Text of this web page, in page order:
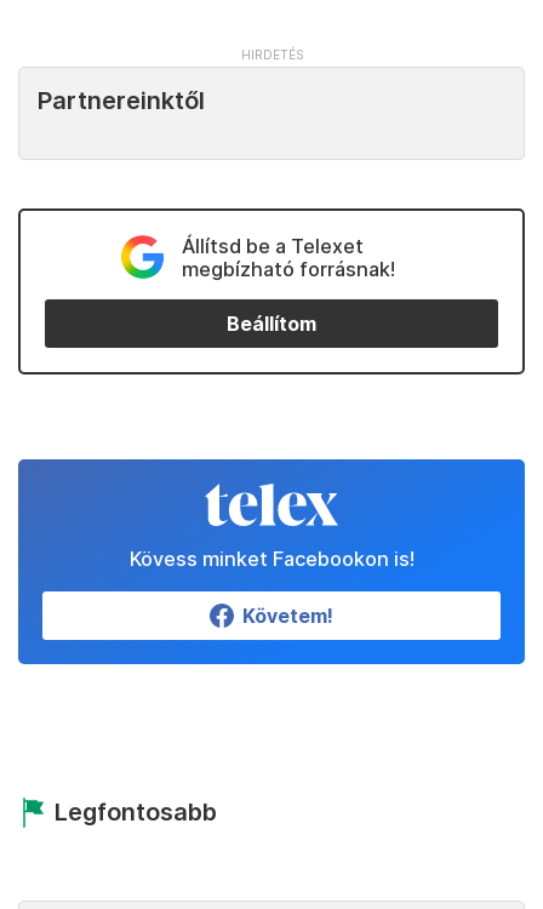
Partnereinktől
Állítsd be a Telexet
megbízható forrásnak!
Beállítom
Kövess minket Facebookon is!
Követem!
Legfontosabb